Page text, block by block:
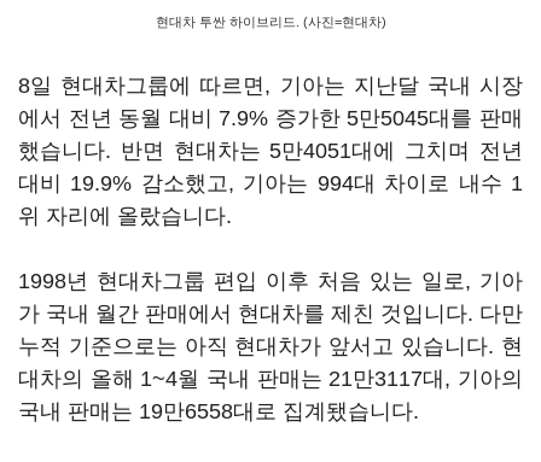
현대차 투싼 하이브리드. (사진=현대차)
8일 현대차그룹에 따르면, 기아는 지난달 국내 시장
에서 전년 동월 대비 7.9% 증가한 5만5045대를 판매
했습니다. 반면 현대차는 5만4051대에 그치며 전년
대비 19.9% 감소했고, 기아는 994대 차이로 내수 1
위 자리에 올랐습니다.
1998년 현대차그룹 편입 이후 처음 있는 일로, 기아
가 국내 월간 판매에서 현대차를 제친 것입니다. 다만
누적 기준으로는 아직 현대차가 앞서고 있습니다. 현
대차의 올해 1~4월 국내 판매는 21만3117대, 기아의
국내 판매는 19만6558대로 집계됐습니다.